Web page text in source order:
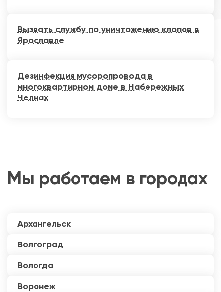
Вызвать службу по уничтожению клопов в
Ярославле
Дезинфекция мусоропровода в
многоквартирном доме в Набережных
Челнах
Мы работаем в городах
Архангельск
Волгоград
Вологда
Воронеж